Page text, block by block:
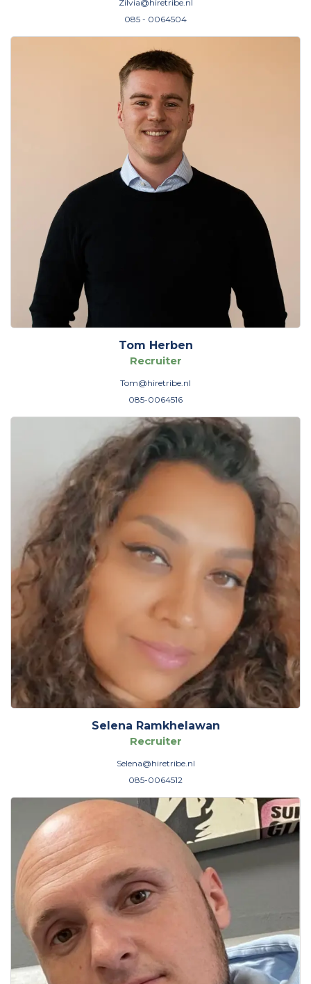
Zilvia@hiretribe.nl
085 - 0064504
Tom Herben
Recruiter
Tom@hiretribe.nl
085-0064516
Selena Ramkhelawan
Recruiter
Selena@hiretribe.nl
085-0064512